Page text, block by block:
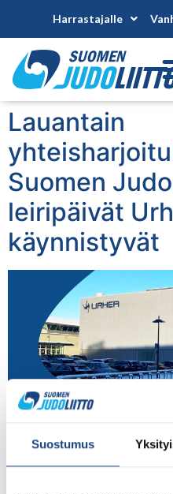
Suostumus
Harrastajalle
Lauantain
Suomen
leiripäivät
käynnistyvät
elokuun aikana.
järjestetään 10.8. Urhean